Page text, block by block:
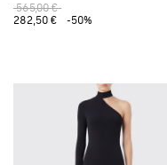
565,00 €
282,50 €
-50%